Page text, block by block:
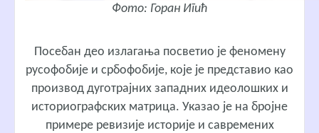
Фото: Горан Игић
Посебан део излагања посветио је феномену
русофобије и србофобије, које је представио као
производ дуготрајних западних идеолошких и
историографских матрица. Указао је на бројне
примере ревизије историје и савремених